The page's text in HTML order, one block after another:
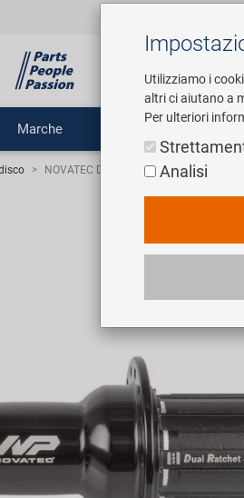
Marche
NOVATEC D572RSB Mozzo con freno a
Utilizziamo i
altri ci aiutano a
Per ulteriori
Analisi